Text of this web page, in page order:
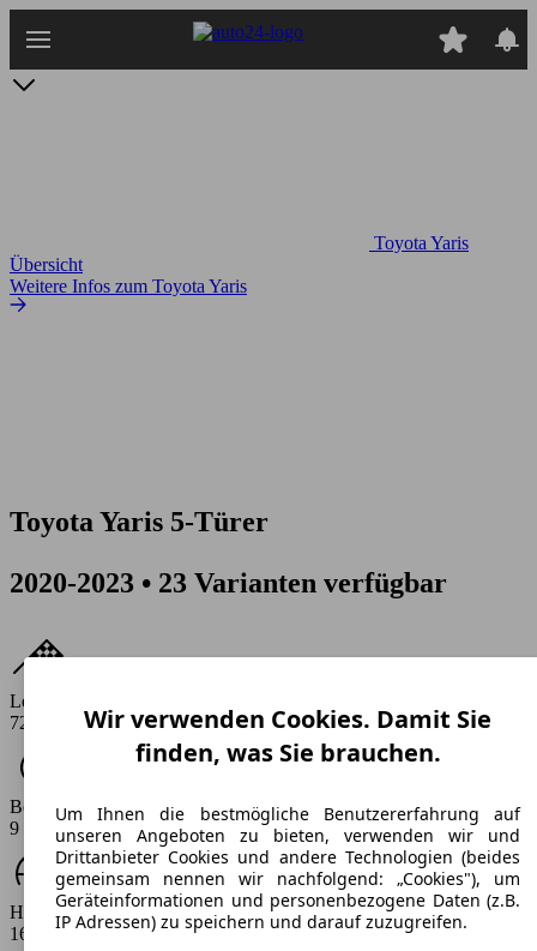
Hauptinhalt
Toyota Yaris
Übersicht
Weitere Infos zum Toyota Yaris
Toyota Yaris 5-Türer
2020-2023 • 23 Varianten verfügbar
Leistung
72 - 125 PS
Beschleunigung (0-100 km/h)
9 - 14.6 s
Höchstgeschwindigkeit (km/h)
160 - 180 km/h
Wir verwenden Cookies. Damit Sie
finden, was Sie brauchen.
Um Ihnen die bestmögliche Benutzererfahrung auf
unseren Angeboten zu bieten, verwenden wir und
Drittanbieter Cookies und andere Technologien (beides
gemeinsam nennen wir nachfolgend: „Cookies"), um
Geräteinformationen und personenbezogene Daten (z.B.
IP Adressen) zu speichern und darauf zuzugreifen.